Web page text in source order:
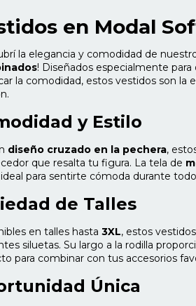
en Modal
la elegancia y comodidad de
! Diseñados especialmente
la comodidad, estos vestidos son la
y Estilo
diseño cruzado en la pechera,
que resalta tu figura. La tela de
ideal para sentirte cómoda durante
de Talles
en talles hasta 3XL, estos
siluetas. Su largo a la rodilla
para combinar con tus accesorios
Única